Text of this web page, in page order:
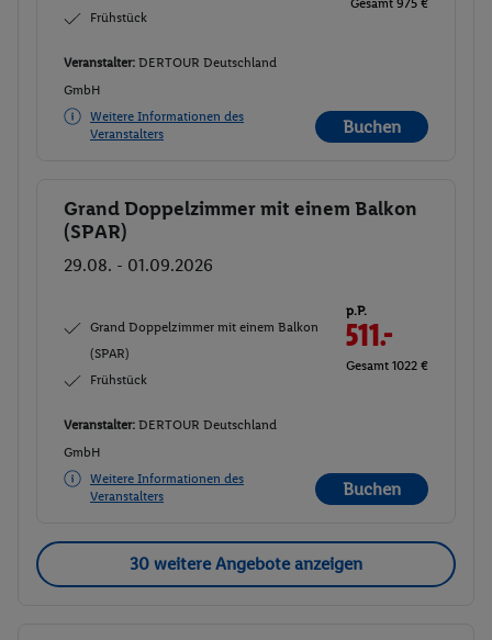
Frühstück
Veranstalter: DERTOUR Deutschland
GmbH
Weitere Informationen des
Veranstalters
Buchen
Buchen
Grand Doppelzimmer mit einem Balkon
(SPAR)
29.08. - 01.09.2026
Grand Doppelzimmer mit einem Balkon
(SPAR)
Frühstück
p.P.
511.-
Gesamt 1022 €
Veranstalter: DERTOUR Deutschland
GmbH
Weitere Informationen des
Veranstalters
Buchen
30 weitere Angebote anzeigen